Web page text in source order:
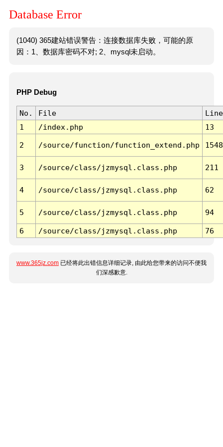
Database Error
(1040) 365建站错误警告：连接数据库失败，可能的原
因：1、数据库密码不对; 2、mysql未启动。
PHP Debug
No. File
Line
1
/index.php 13
2 /source/function/function_extend.php 1548
3 /source/class/jzmysql.class.php 211
4 /source/class/jzmysql.class.php 62
5 /source/class/jzmysql.class.php 94
6 /source/class/jzmysql.class.php 76
www.365jz.com 已经将此出错信息详细记录, 由此给您带来的访问不便我
们深感歉意.